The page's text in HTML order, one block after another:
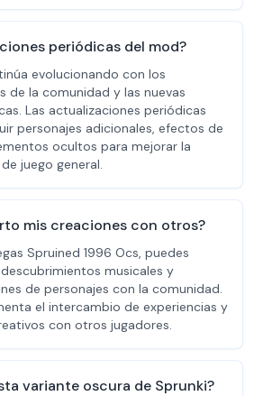
periódicas del mod?
evolucionando con los
de la comunidad y las nuevas
Las actualizaciones periódicas
personajes adicionales, efectos de
ocultos para mejorar la
juego general.
mis creaciones con otros?
Spruined 1996 Ocs, puedes
musicales y
de personajes con la comunidad.
el intercambio de experiencias y
con otros jugadores.
variante oscura de Sprunki?